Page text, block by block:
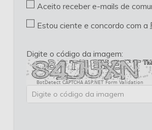
Aceito receber e-mails de
Estou ciente e concordo com a
Digite o código da imagem:
BotDetect CAPTCHA ASP.NET Form Validation